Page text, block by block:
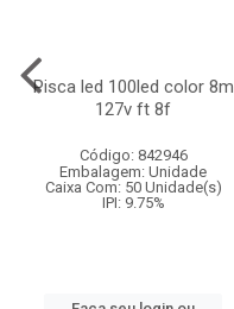
Pisca led 100led color 8m
127v ft 8f
Código: 842946
Embalagem: Unidade
Caixa Com: 50 Unidade(s)
IPI: 9.75%